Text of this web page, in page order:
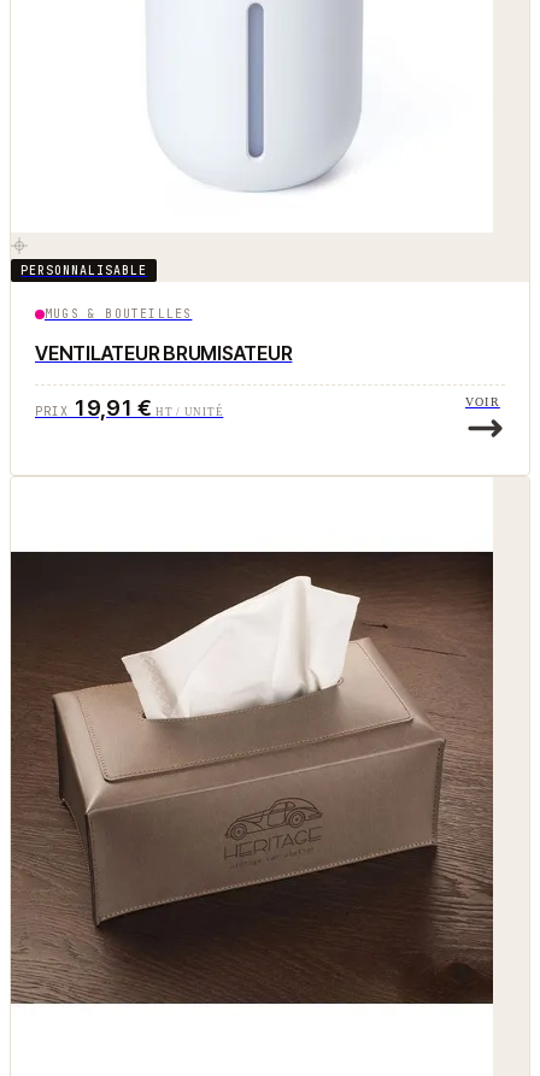
PERSONNALISABLE
MUGS & BOUTEILLES
VENTILATEUR BRUMISATEUR
PRIX 19,91 €HT / UNITÉ
VOIR